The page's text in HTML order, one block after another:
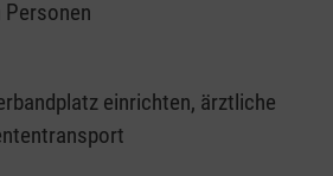
Personen
einrichten, ärztliche